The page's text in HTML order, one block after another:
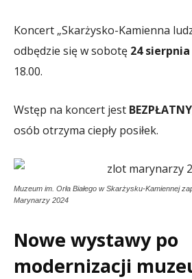
Koncert „Skarżysko-Kamienna
odbędzie się w sobotę 24
18.00.
Wstęp na koncert jest BEZPŁATNY
osób otrzyma ciepły posiłek.
Muzeum im. Orła Białego w Skarżysku-Kamiennej
Marynarzy 2024
Nowe wystawy po
modernizacji